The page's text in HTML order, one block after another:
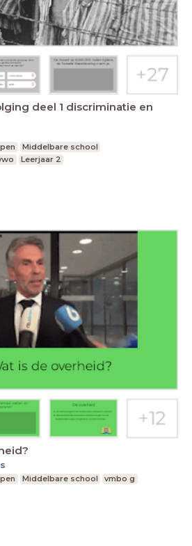
deel 1 discriminatie en
Middelbare school
Leerjaar 2
Middelbare school
vmbo g